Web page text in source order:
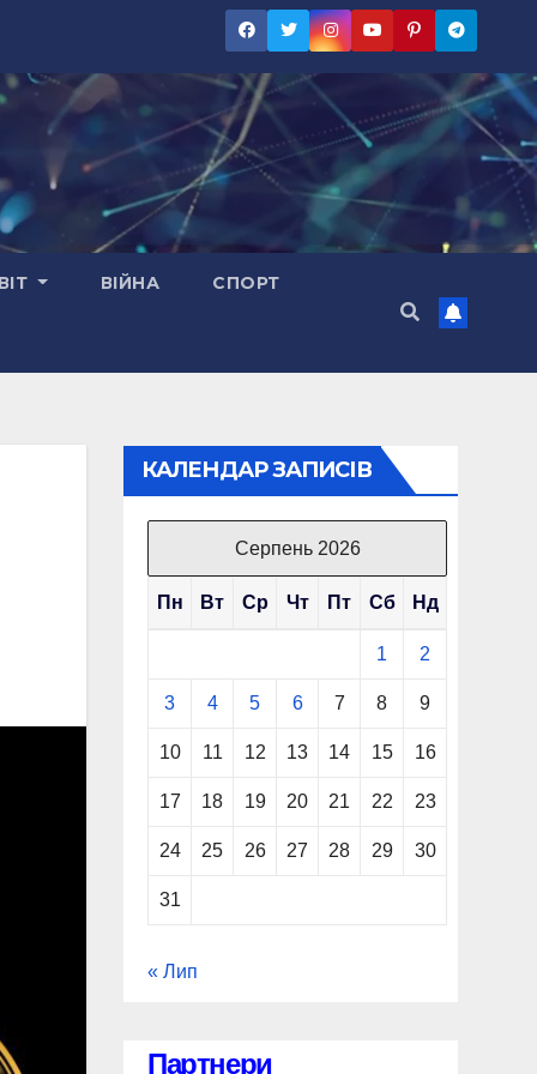
ВІЙНА СПОРТ
КАЛЕНДАР ЗАПИСІВ
Серпень 2026
Пн Вт Ср Чт Пт Сб Нд
1 2
3 4 5 6 7 8 9
10 11 12 13 14 15 16
17 18 19 20 21 22 23
24 25 26 27 28 29 30
31
« Лип
Партнери